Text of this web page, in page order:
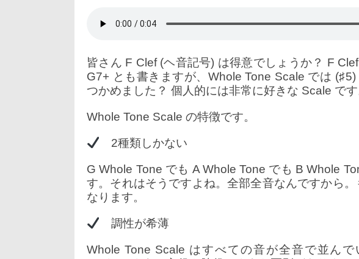
皆さん F Clef (ヘ音記号) は得意でしょうか？ F
G7+ とも書きますが、Whole Tone Scale では
つかめました？ 個人的には非常に好きな Scale です
Whole Tone Scale の特徴です。
2種類しかない
G Whole Tone でも A Whole Tone でも B Whole
す。それはそうですよね。全部全音なんですから
なります。
調性が希薄
Whole Tone Scale はすべての音が全音で並ん